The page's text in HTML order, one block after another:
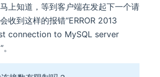
上知道，等到客户端在发起下一个请
收到这样的报错“ERROR 2013
connection to MySQL server